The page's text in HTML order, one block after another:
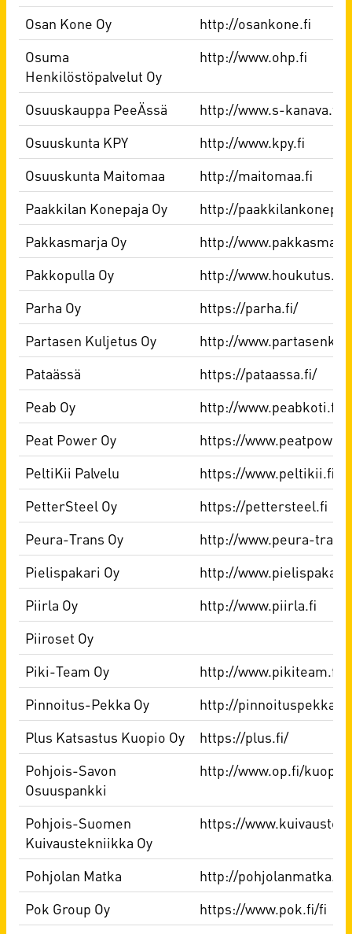
Osan Kone Oy
http://osankone.fi
Osuma
Henkilöstöpalvelut Oy
http://www.ohp.fi
Osuuskauppa PeeÄssä
http://www.s-kanava.fi/
Osuuskunta KPY
http://www.kpy.fi
Osuuskunta Maitomaa
http://maitomaa.fi
Paakkilan Konepaja Oy
http://
Pakkasmarja Oy
http://
Pakkopulla Oy
http://www.houkutus.fi
Parha Oy
https://parha.fi/
Partasen Kuljetus Oy
http://
Pataässä
https://pataassa.fi/
Peab Oy
http://www.peabkoti.fi
Peat Power Oy
https://
PeltiKii Palvelu
https://www.peltikii.fi/
PetterSteel Oy
https://pettersteel.fi
Peura-Trans Oy
http://www.peura-
Pielispakari Oy
http://
Piirla Oy
http://www.piirla.fi
Piiroset Oy
Piki-Team Oy
http://www.pikiteam.fi
Pinnoitus-Pekka Oy
http://pinnoituspekka.fi
Plus Katsastus Kuopio Oy
https://plus.fi/
Pohjois-Savon
Osuuspankki
http://www.op.fi/kuopio
Pohjois-Suomen
Kuivaustekniikka Oy
https://
Pohjolan Matka
http://pohjolanmatka.fi
Pok Group Oy
https://www.pok.fi/fi